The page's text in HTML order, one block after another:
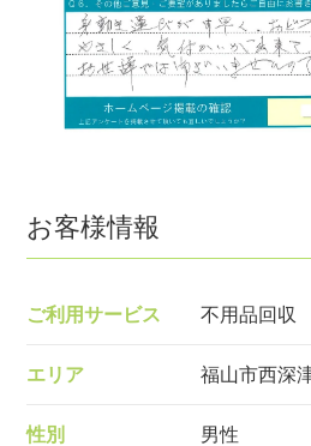
お客様情報
ご利用サービス 不用品回収
エリア 福山市西深
性別 男性